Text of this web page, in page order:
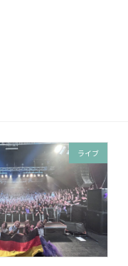
ライブ